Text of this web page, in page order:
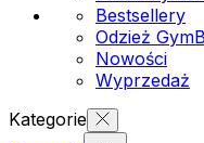
Bestsellery
Odzież
Nowości
Wyprzedaż
Kategorie